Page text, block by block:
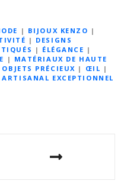
| BIJOUX KENZO |
| DESIGNS
| ÉLÉGANCE |
| MATÉRIAUX DE HAUTE
OBJETS PRÉCIEUX | ŒIL |
EXCEPTIONNEL